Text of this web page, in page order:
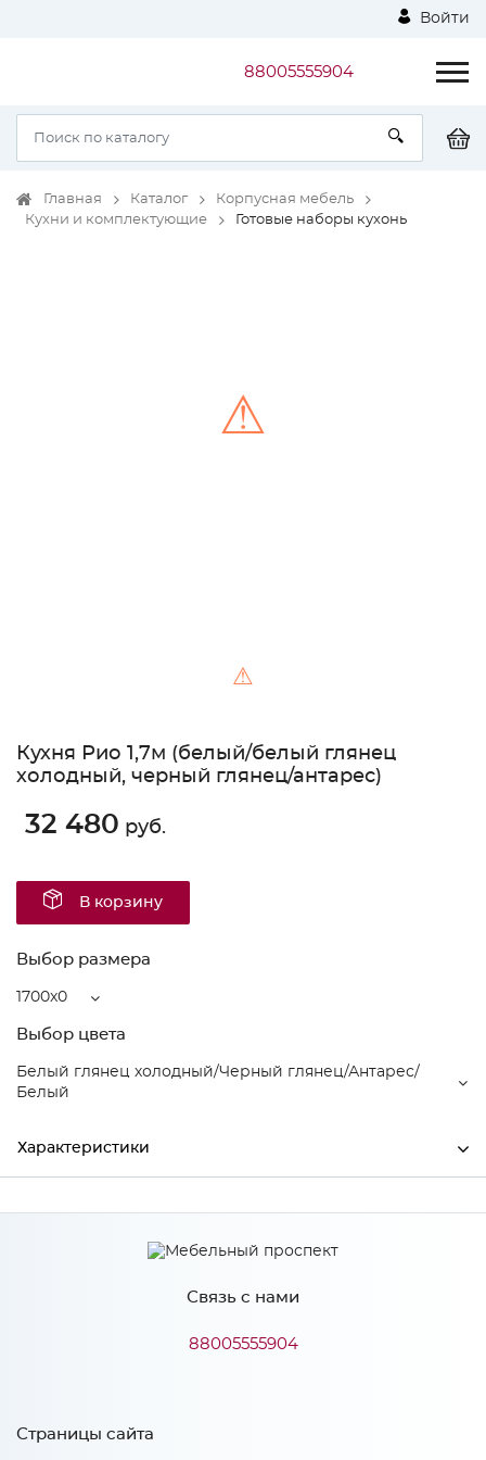
Войти
88005555904
Главная Каталог
Корпусная мебель
Кухни и комплектующие
Готовые наборы кухонь
⚠
⚠
Кухня Рио 1,7м (белый/белый глянец
холодный, черный глянец/антарес)
32 480 руб.
В корзину
Выбор размера
1700x0
Выбор цвета
Белый глянец холодный/Черный глянец/Антарес/
Белый
Характеристики
Ширина 1700
МиФ
Белый глянец холодный/
Белый
Особенности
Связь с нами
88005555904
Страницы сайта